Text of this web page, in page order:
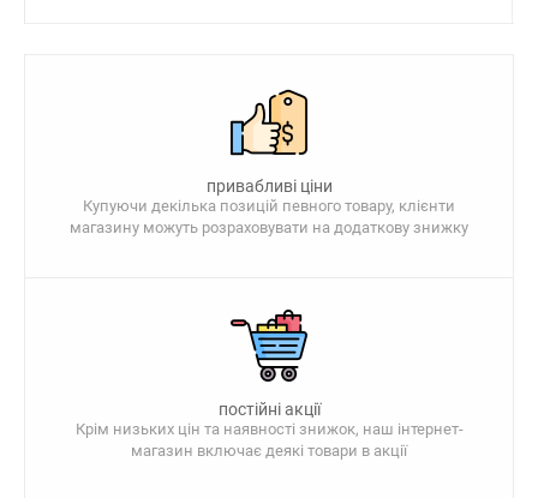
привабливі ціни
Купуючи декілька позицій певного товару, клієнти
магазину можуть розраховувати на додаткову знижку
постійні акції
Крім низьких цін та наявності знижок, наш інтернет-
магазин включає деякі товари в акції